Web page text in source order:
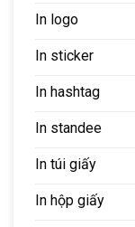
In logo
In sticker
In hashtag
In standee
In túi giấy
In hộp giấy